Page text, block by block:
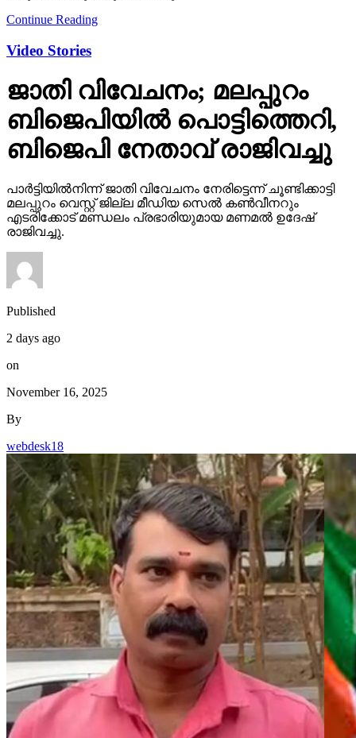
Continue Reading
Video Stories
ജാതി വിവേചനം; മലപ്പുറം
ബിജെപിയില്‍ പൊട്ടിത്തെറി,
ബിജെപി നേതാവ് രാജിവച്ചു
പാര്‍ട്ടിയില്‍നിന്ന് ജാതി വിവേചനം നേരിട്ടെന്ന് ചൂണ്ടിക്കാട്ടി
മലപ്പുറം വെസ്റ്റ് ജില്ല മീഡിയ സെല്‍ കണ്‍വീനറും
എടരിക്കോട് മണ്ഡലം പ്രഭാരിയുമായ മണമല്‍ ഉദേഷ്
രാജിവച്ചു.
Published
2 days ago
on
November 16, 2025
By
webdesk18